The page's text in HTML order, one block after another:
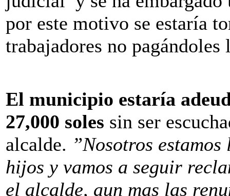
por este motivo se estaría
trabajadores no pagándoles
El municipio estaría
27,000 soles sin ser
alcalde. ”Nosotros
hijos y vamos a seguir
el alcalde, aun mas las